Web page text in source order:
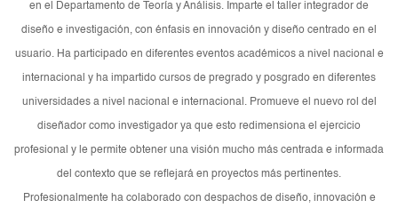
en el Departamento de Teoría y Análisis. Imparte el taller integrador de
diseño e investigación, con énfasis en innovación y diseño centrado en el
usuario. Ha participado en diferentes eventos académicos a nivel nacional e
internacional y ha impartido cursos de pregrado y posgrado en diferentes
universidades a nivel nacional e internacional. Promueve el nuevo rol del
diseñador como investigador ya que esto redimensiona el ejercicio
profesional y le permite obtener una visión mucho más centrada e informada
del contexto que se reflejará en proyectos más pertinentes.
Profesionalmente ha colaborado con despachos de diseño, innovación e